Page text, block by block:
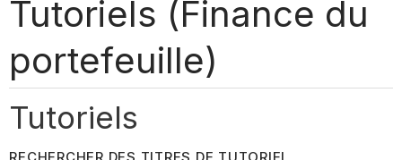
Tutoriels (Finance du
portefeuille)
Tutoriels